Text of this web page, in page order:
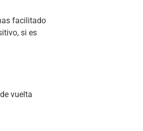
facilitado
si es
vuelta